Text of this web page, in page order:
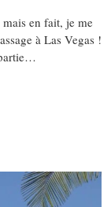
en fait, je me
à Las Vegas !